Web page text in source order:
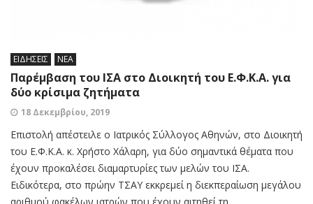
ΕΙΔΗΣΕΙΣ ΝΕΑ
Παρέμβαση του ΙΣΑ στο Διοικητή του Ε.Φ.Κ.Α. για
δύο κρίσιμα ζητήματα
18 Δεκεμβρίου, 2019
Επιστολή απέστειλε ο Ιατρικός Σύλλογος Αθηνών, στο Διοικητή
του Ε.Φ.Κ.Α. κ. Χρήστο Χάλαρη, για δύο σημαντικά θέματα που
έχουν προκαλέσει διαμαρτυρίες των μελών του ΙΣΑ.
Ειδικότερα, στο πρώην ΤΣΑΥ εκκρεμεί η διεκπεραίωση μεγάλου